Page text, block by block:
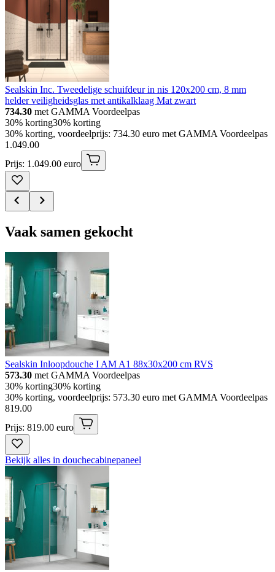
Sealskin Inc. Tweedelige schuifdeur in nis 120x200 cm, 8 mm
helder veiligheidsglas met antikalklaag Mat zwart
734.30 met GAMMA Voordeelpas
30% korting30% korting
30% korting, voordeelprijs: 734.30 euro met GAMMA Voordeelpas
1 .049.00
Prijs: 1.049.00 euro
Vaak samen gekocht
Sealskin Inloopdouche I AM A1 88x30x200 cm RVS
573.30 met GAMMA Voordeelpas
30% korting30% korting
30% korting, voordeelprijs: 573.30 euro met GAMMA Voordeelpas
819.00
Prijs: 819.00 euro
Bekijk alles in douchecabinepaneel